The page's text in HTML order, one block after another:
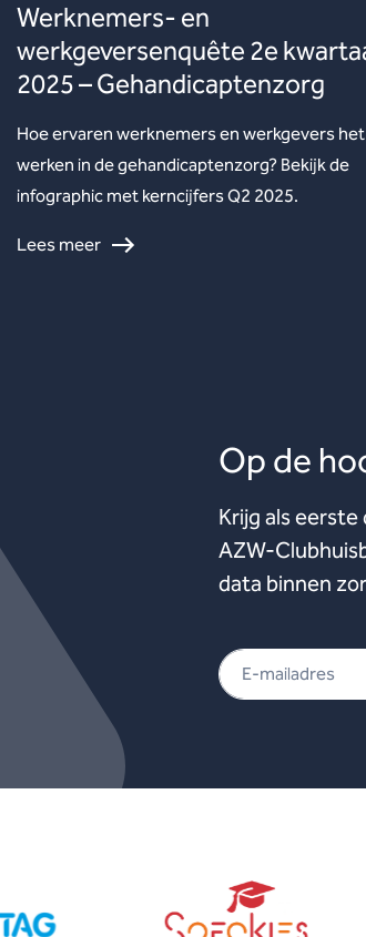
Werknemers- en
werkgeversenquête 2e
2025 – Gehandicaptenzorg
Hoe ervaren werknemers en werkgevers het
werken in de gehandicaptenzorg? Bekijk de
infographic met kerncijfers Q2 2025.
Lees meer
Op de
Krijg als
AZW-
data binnen